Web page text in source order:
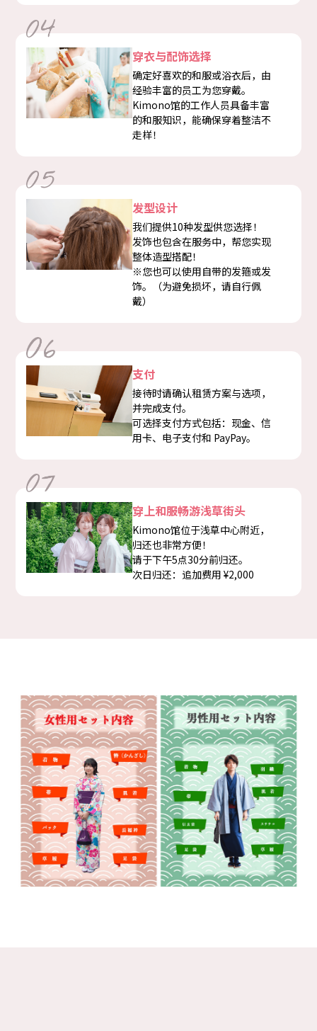
穿衣与配饰选择
确定好喜欢的和服或浴衣后，由
经验丰富的员工为您穿戴。
Kimono馆的工作人员具备丰富
的和服知识，能确保穿着整洁不
走样！
发型设计
我们提供10种发型供您选择！
发饰也包含在服务中，帮您实现
整体造型搭配！
※您也可以使用自带的发箍或发
饰。（为避免损坏，请自行佩
戴）
支付
接待时请确认租赁方案与选项，
并完成支付。
可选择支付方式包括：现金、信
用卡、电子支付和 PayPay。
穿上和服畅游浅草街头
Kimono馆位于浅草中心附近，
归还也非常方便！
请于下午5点30分前归还。
次日归还：追加费用 ¥2,000